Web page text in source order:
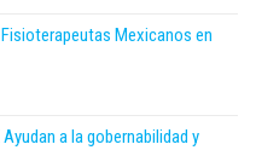
Mexicanos en
a la gobernabilidad y